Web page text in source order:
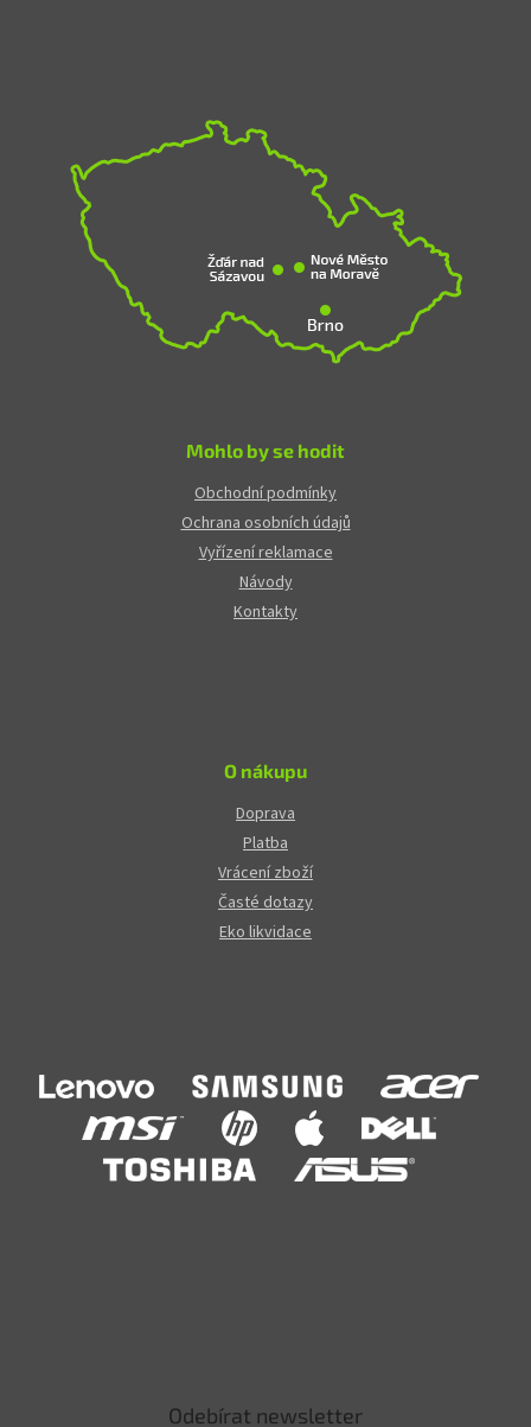
Mohlo by se hodit
Obchodní podmínky
Ochrana osobních údajů
Vyřízení reklamace
Návody
Kontakty
O nákupu
Doprava
Platba
Vrácení zboží
Časté dotazy
Eko likvidace
Odebírat newsletter